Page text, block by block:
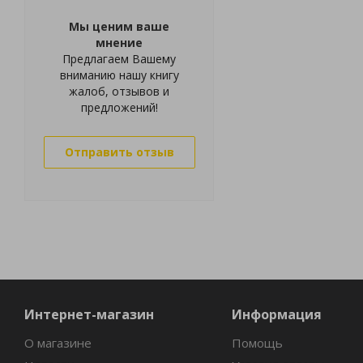
Мы ценим ваше
мнение
Предлагаем Вашему
вниманию нашу книгу
жалоб, отзывов и
предложений!
Отправить отзыв
Интернет-магазин
О магазине
Информация
Помощь